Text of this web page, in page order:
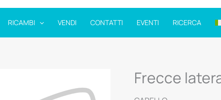
RICAMBI VENDI CONTATTI EVENTI RICERCA
Frecce